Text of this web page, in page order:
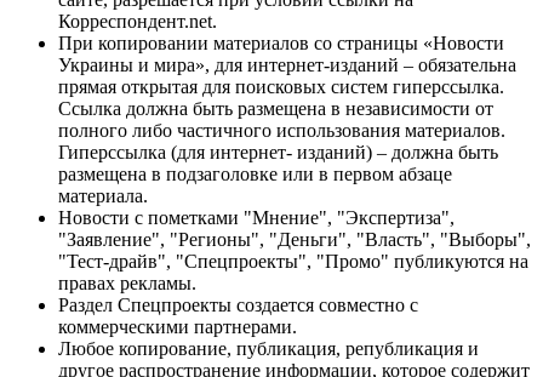
Корреспондент.net.
При копировании материалов со страницы «Новости
Украины и мира», для интернет-изданий – обязательна
прямая открытая для поисковых систем гиперссылка.
Ссылка должна быть размещена в независимости от
полного либо частичного использования материалов.
Гиперссылка (для интернет- изданий) – должна быть
размещена в подзаголовке или в первом абзаце
материала.
Новости с пометками "Мнение", "Экспертиза",
"Заявление", "Регионы", "Деньги", "Власть", "Выборы",
"Тест-драйв", "Спецпроекты", "Промо" публикуются на
правах рекламы.
Раздел Спецпроекты создается совместно с
коммерческими партнерами.
Любое копирование, публикация, републикация и
другое распространение информации, которое содержит